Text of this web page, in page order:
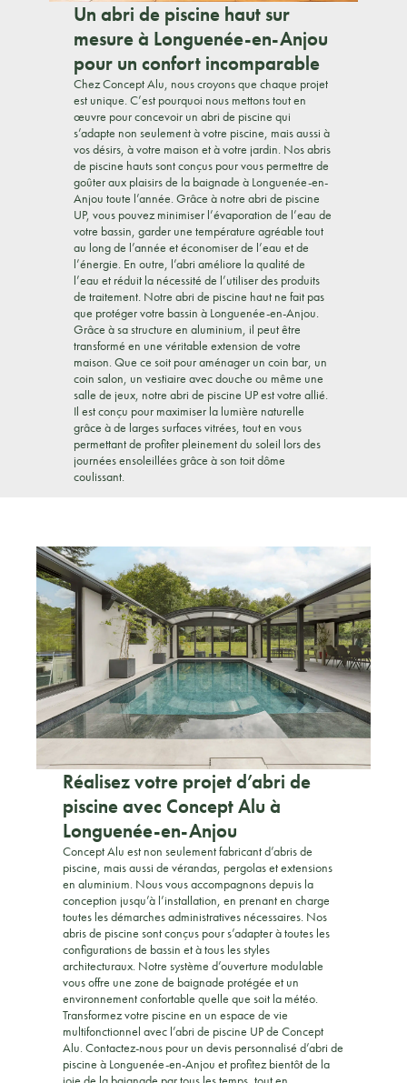
Un abri de piscine haut sur
mesure à Longuenée-en-Anjou
pour un confort incomparable
Chez Concept Alu, nous croyons que chaque projet
est unique. C’est pourquoi nous mettons tout en
œuvre pour concevoir un abri de piscine qui
s’adapte non seulement à votre piscine, mais aussi à
vos désirs, à votre maison et à votre jardin. Nos abris
de piscine hauts sont conçus pour vous permettre de
goûter aux plaisirs de la baignade à Longuenée-en-
Anjou toute l’année. Grâce à notre abri de piscine
UP, vous pouvez minimiser l’évaporation de l’eau de
votre bassin, garder une température agréable tout
au long de l’année et économiser de l’eau et de
l’énergie. En outre, l’abri améliore la qualité de
l’eau et réduit la nécessité de l’utiliser des produits
de traitement. Notre abri de piscine haut ne fait pas
que protéger votre bassin à Longuenée-en-Anjou.
Grâce à sa structure en aluminium, il peut être
transformé en une véritable extension de votre
maison. Que ce soit pour aménager un coin bar, un
coin salon, un vestiaire avec douche ou même une
salle de jeux, notre abri de piscine UP est votre allié.
Il est conçu pour maximiser la lumière naturelle
grâce à de larges surfaces vitrées, tout en vous
permettant de profiter pleinement du soleil lors des
journées ensoleillées grâce à son toit dôme
coulissant.
Réalisez votre projet d’abri de
piscine avec Concept Alu à
Longuenée-en-Anjou
Concept Alu est non seulement fabricant d’abris de
piscine, mais aussi de vérandas, pergolas et extensions
en aluminium. Nous vous accompagnons depuis la
conception jusqu’à l’installation, en prenant en charge
toutes les démarches administratives nécessaires. Nos
abris de piscine sont conçus pour s’adapter à toutes les
configurations de bassin et à tous les styles
architecturaux. Notre système d’ouverture modulable
vous offre une zone de baignade protégée et un
environnement confortable quelle que soit la météo.
Transformez votre piscine en un espace de vie
multifonctionnel avec l’abri de piscine UP de Concept
Alu. Contactez-nous pour un devis personnalisé d’abri de
piscine à Longuenée-en-Anjou et profitez bientôt de la